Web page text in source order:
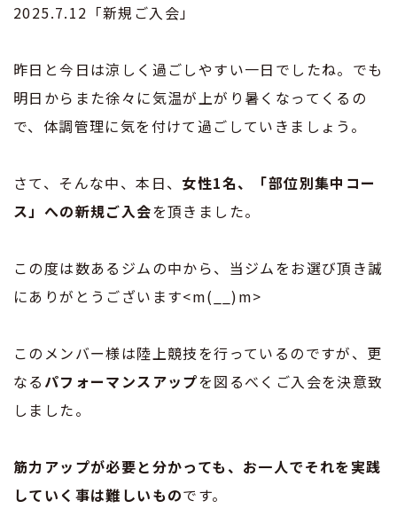
2025.7.12「新規ご入会」
昨日と今日は涼しく過ごしやすい一日でしたね。でも
明日からまた徐々に気温が上がり暑くなってくるの
で、体調管理に気を付けて過ごしていきましょう。
さて、そんな中、本日、 女性1名、「部位別集中コー
ス」への新規ご入会を頂きました。
この度は数あるジムの中から、当ジムをお選び頂き誠
にありがとうございます<m(__)m>
このメンバー様は陸上競技を行っているのですが、更
なる パフォーマンスアップを図るべくご入会を決意致
しました。
筋力アップが必要と分かっても、お一人でそれを実践
していく事は難しいものです。